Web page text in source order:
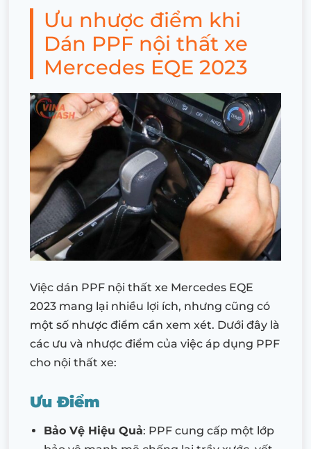
Ưu nhược điểm khi
Dán PPF nội thất xe
Mercedes EQE 2023
Việc dán PPF nội thất xe Mercedes EQE
2023 mang lại nhiều lợi ích, nhưng cũng có
một số nhược điểm cần xem xét. Dưới đây là
các ưu và nhược điểm của việc áp dụng PPF
cho nội thất xe:
Ưu Điểm
Bảo Vệ Hiệu Quả: PPF cung cấp một lớp